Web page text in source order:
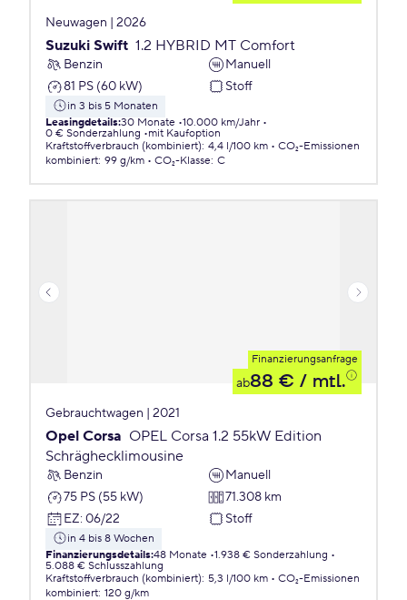
Neuwagen | 2026
Suzuki Swift 1.2 HYBRID MT Comfort
Benzin
Manuell
81 PS (60 kW)
Stoff
in 3 bis 5 Monaten
Leasingdetails:30 Monate 10.000 km/Jahr
0 € Sonderzahlung
mit Kaufoption
Kraftstoffverbrauch (kombiniert): 4,4 l/100 km
CO₂-Emissionen
kombiniert: 99 g/km CO₂-Klasse: C
Finanzierungsanfrage
ab88 € / mtl.
Gebrauchtwagen | 2021
Opel Corsa OPEL Corsa 1.2 55kW Edition
Schräghecklimousine
Benzin
Manuell
75 PS (55 kW)
71.308 km
EZ: 06/22 Stoff
in 4 bis 8 Wochen
Finanzierungsdetails:48 Monate 1.938 € Sonderzahlung
5.088 € Schlusszahlung
Kraftstoffverbrauch (kombiniert): 5,3 l/100 km
CO₂-Emissionen
kombiniert: 120 g/km